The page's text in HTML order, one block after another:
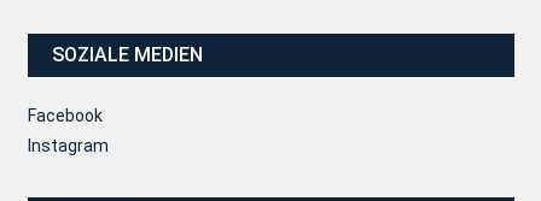
SOZIALE MEDIEN
Facebook
Instagram